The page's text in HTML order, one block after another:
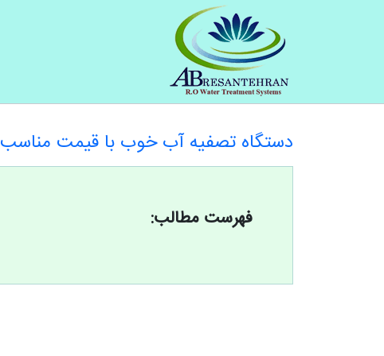
دستگاه تصفیه آب خوب با قیمت مناسب
فهرست مطالب: